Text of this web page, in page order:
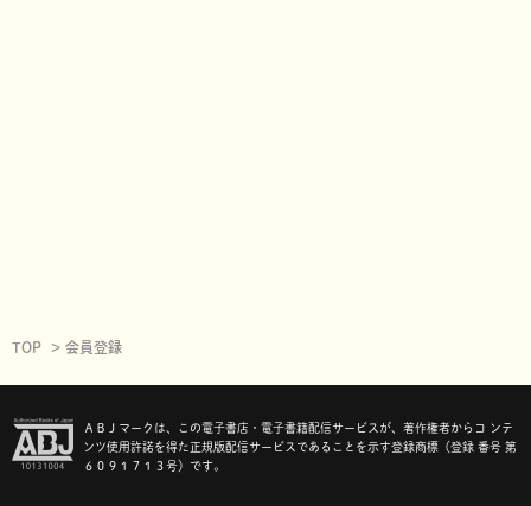
TOP 会員登録
ＡＢＪマークは、この電子書店・電子書籍配信サービスが、著作権者からコ ンテ
ンツ使用許諾を得た正規版配信サービスであることを示す登録商標（登録 番号 第
６０９１７１３号）です。